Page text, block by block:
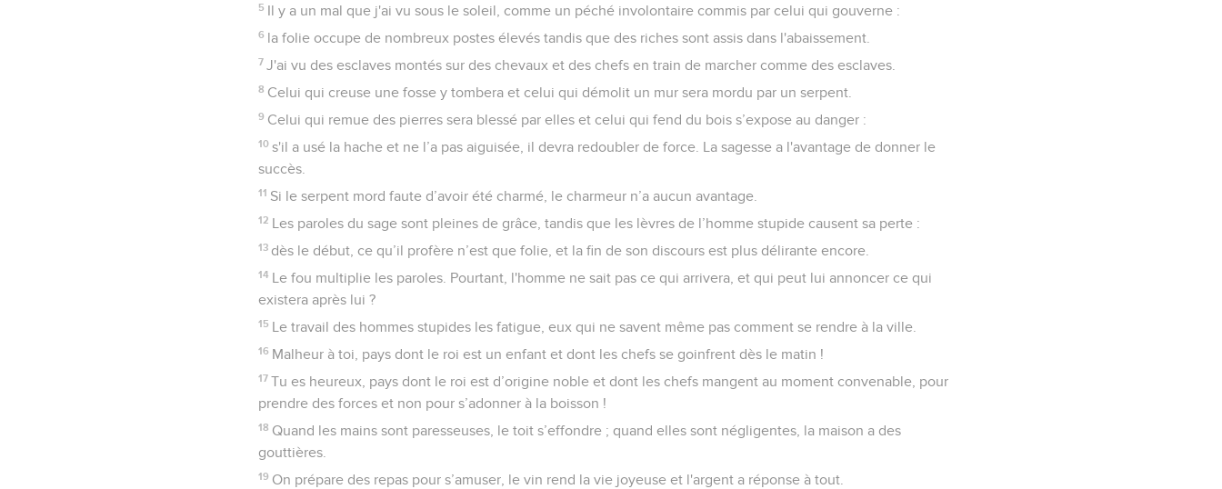
5 Il y a un mal que j'ai vu sous le soleil, comme un péché involontaire commis par celui qui gouverne :
6 la folie occupe de nombreux postes élevés tandis que des riches sont assis dans l'abaissement.
7 J'ai vu des esclaves montés sur des chevaux et des chefs en train de marcher comme des esclaves.
8 Celui qui creuse une fosse y tombera et celui qui démolit un mur sera mordu par un serpent.
9 Celui qui remue des pierres sera blessé par elles et celui qui fend du bois s’expose au danger :
10 s'il a usé la hache et ne l’a pas aiguisée, il devra redoubler de force. La sagesse a l'avantage de donner le
succès.
11 Si le serpent mord faute d’avoir été charmé, le charmeur n’a aucun avantage.
12 Les paroles du sage sont pleines de grâce, tandis que les lèvres de l’homme stupide causent sa perte :
13 dès le début, ce qu’il profère n’est que folie, et la fin de son discours est plus délirante encore.
14
Le fou multiplie les paroles. Pourtant, l'homme ne sait pas ce qui arrivera, et qui peut lui annoncer ce qui
existera après lui ?
15 Le travail des hommes stupides les fatigue, eux qui ne savent même pas comment se rendre à la ville.
16 Malheur à toi, pays dont le roi est un enfant et dont les chefs se goinfrent dès le matin !
17 Tu es heureux, pays dont le roi est d’origine noble et dont les chefs mangent au moment convenable, pour
prendre des forces et non pour s’adonner à la boisson !
18 Quand les mains sont paresseuses, le toit s’effondre ; quand elles sont négligentes, la maison a des
gouttières.
19 On prépare des repas pour s’amuser, le vin rend la vie joyeuse et l'argent a réponse à tout.